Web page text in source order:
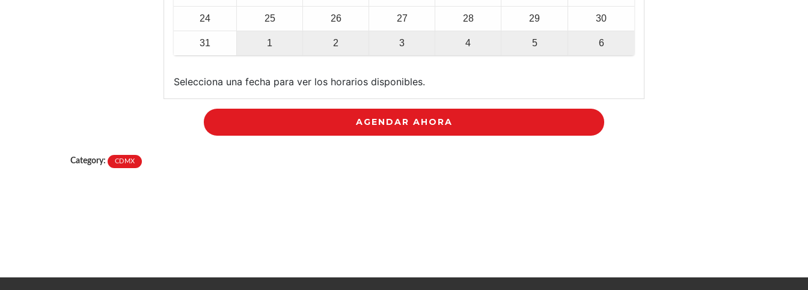
24 25 26 27 28 29 30
31 1 2 3 4 5 6
Selecciona una fecha para ver los horarios disponibles.
AGENDAR AHORA
Category: CDMX